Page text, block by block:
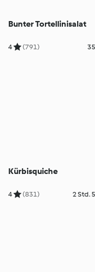
Bunter Tortellinisalat
4 (791)
Kürbisquiche
4 (831) 2 Std.